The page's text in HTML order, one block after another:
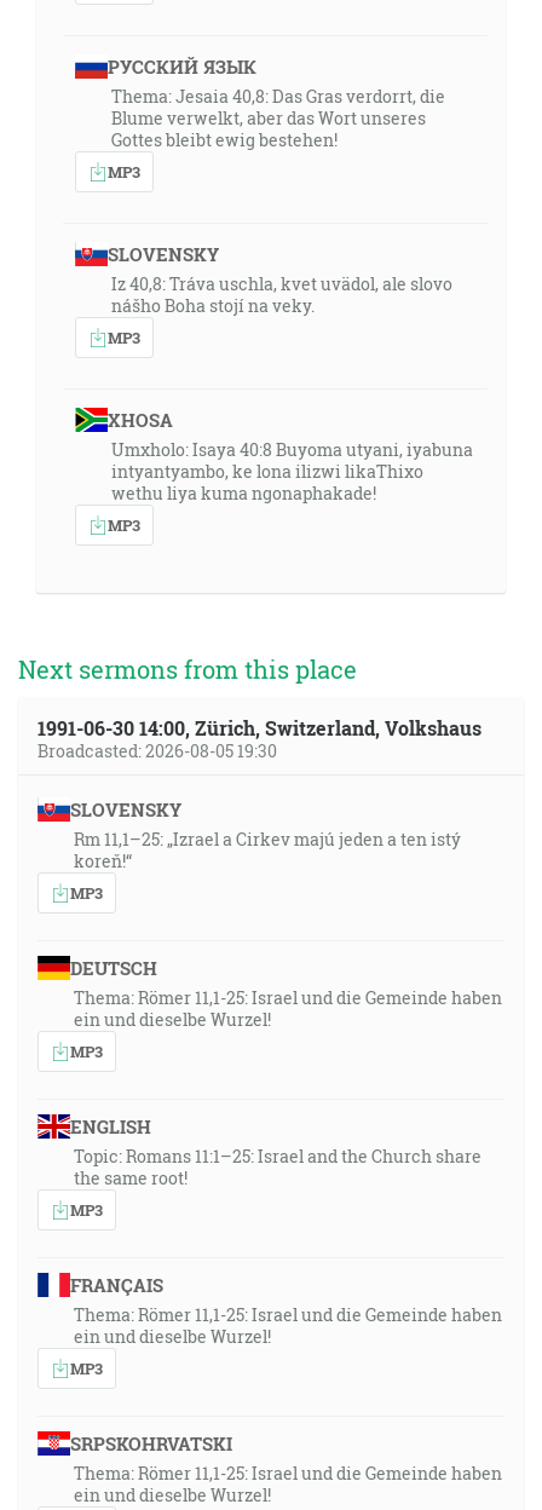
РУССКИЙ ЯЗЫК
Thema: Jesaia 40,8: Das Gras verdorrt, die
Blume verwelkt, aber das Wort unseres
Gottes bleibt ewig bestehen!
MP3
SLOVENSKY
Iz 40,8: Tráva uschla, kvet uvädol, ale slovo
nášho Boha stojí na veky.
MP3
XHOSA
Umxholo: Isaya 40:8 Buyoma utyani, iyabuna
intyantyambo, ke lona ilizwi likaThixo
wethu liya kuma ngonaphakade!
MP3
Next sermons from this place
1991-06-30 14:00, Zürich, Switzerland, Volkshaus
Broadcasted: 2026-08-05 19:30
SLOVENSKY
Rm 11,1–25: „Izrael a Cirkev majú jeden a ten istý
koreň!“
MP3
DEUTSCH
Thema: Römer 11,1-25: Israel und die Gemeinde haben
ein und dieselbe Wurzel!
MP3
ENGLISH
Topic: Romans 11:1–25: Israel and the Church share
the same root!
MP3
FRANÇAIS
Thema: Römer 11,1-25: Israel und die Gemeinde haben
ein und dieselbe Wurzel!
MP3
SRPSKOHRVATSKI
Thema: Römer 11,1-25: Israel und die Gemeinde haben
ein und dieselbe Wurzel!